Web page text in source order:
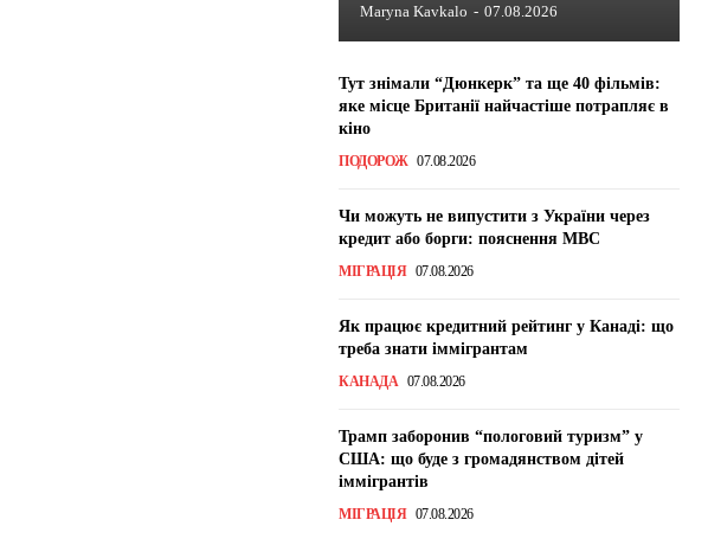
Maryna Kavkalo - 07.08.2026
Тут знімали “Дюнкерк” та ще 40 фільмів:
яке місце Британії найчастіше потрапляє в
кіно
ПОДОРОЖ 07.08.2026
Чи можуть не випустити з України через
кредит або борги: пояснення МВС
МІГРАЦІЯ 07.08.2026
Як працює кредитний рейтинг у Канаді: що
треба знати іммігрантам
КАНАДА 07.08.2026
Трамп заборонив “пологовий туризм” у
США: що буде з громадянством дітей
іммігрантів
МІГРАЦІЯ 07.08.2026